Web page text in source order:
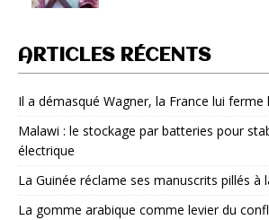
ARTICLES RÉCENTS
Il a démasqué Wagner, la France lui ferme
Malawi : le stockage par batteries pour
électrique
La Guinée réclame ses manuscrits pillés à
La gomme arabique comme levier du